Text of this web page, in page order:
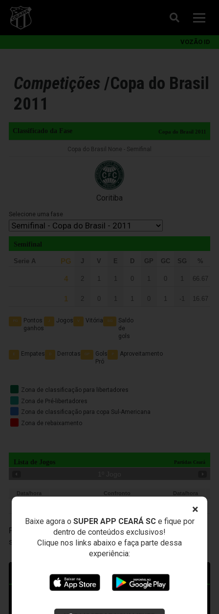
×
Baixe agora o SUPER APP CEARÁ SCe fique por
dentro de conteúdos exclusivos!
Clique nos links abaixo e faça parte dessa
experiência:
VOZÃO ID
Competições /Copa do Brasil
2011
Copa do Brasil 2011
Classificado da Fase
Copa do Brasil None - Semifinal
Coritiba
Selecione uma fase
Semifinal
Serie A PG J V E D GP GC SG %
4 2 1 1 0 1 0 1 66.67
1 2 0 1 1 0 1 -1 16.67
PG
Pontos
ganhos
J Jogos V Vitória SG
Saldo
de
gols
E Empates D Derrotas GP
Gols
Pró
P Aproveitamento
Zona de classificação para libertadores
Zona de Pré-libertadores
Zona de classificação para copa Sul-Americana
Zona de rebaixamento
Lista de Jogos Partidas Ceará
Data/hora Confronto Data/hora
25/05 - 21:50
Participe das nossas promoções, cliqueAQUI
seu cadastro.
COMPETIÇÕES